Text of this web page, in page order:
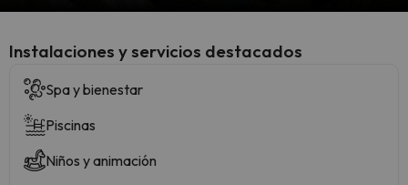
Instalaciones y servicios destacados
Spa y bienestar
Piscinas
Niños y animación